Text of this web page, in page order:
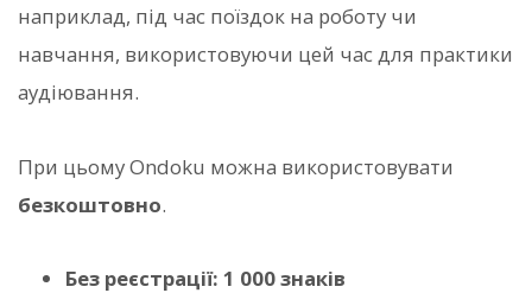
наприклад, під час поїздок на роботу чи
навчання, використовуючи цей час для практики
аудіювання.
При цьому Ondoku можна використовувати
безкоштовно.
Без реєстрації: 1 000 знаків